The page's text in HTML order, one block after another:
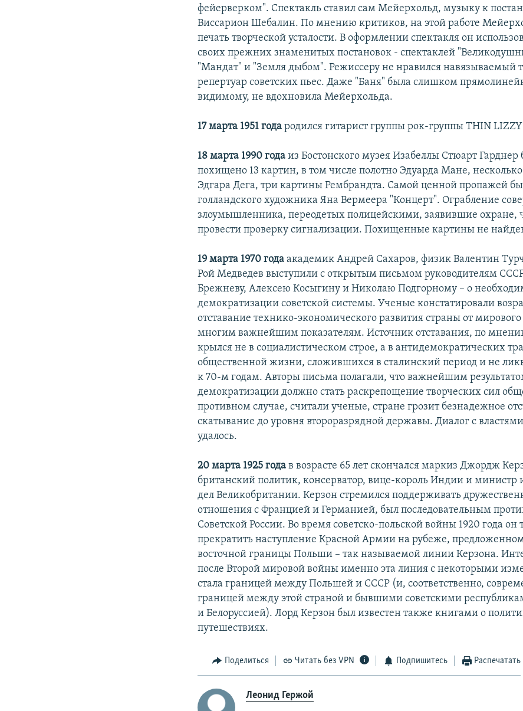
фейерверком". Спектакль ставил сам Мейерхольд, музыку к
Виссарион Шебалин. По мнению критиков, на этой работе
печать творческой усталости. В оформлении спектакля он
своих прежних знаменитых постановок - спектаклей
"Мандат" и "Земля дыбом". Режиссеру не нравился навязываемый
репертуар советских пьес. Даже "Баня" была слишком
видимому, не вдохновила Мейерхольда.
17 марта 1951 годародился гитарист группы рок-группы THIN
18 марта 1990 года из Бостонского музея Изабеллы Стюарт Гарднер
похищено 13 картин, в том числе полотно Эдуарда Мане,
Эдгара Дега, три картины Рембрандта. Самой ценной пропажей
голландского художника Яна Вермеера "Концерт". Ограбление
злоумышленника, переодетых полицейскими, заявившие охране,
провести проверку сигнализации. Похищенные картины не
19 марта 1970 года академик Андрей Сахаров, физик Валентин
Рой Медведев выступили с открытым письмом руководителям
Брежневу, Алексею Косыгину и Николаю Подгорному – о
демократизации советской системы. Ученые констатировали
отставание технико-экономического развития страны от
многим важнейшим показателям. Источник отставания, по
крылся не в социалистическом строе, а в антидемократических
общественной жизни, сложившихся в сталинский период и не
к 70-м годам. Авторы письма полагали, что важнейшим
демократизации должно стать раскрепощение творческих сил
противном случае, считали ученые, стране грозит безнадежное
скатывание до уровня второразрядной державы. Диалог с
удалось.
20 марта 1925 года в возрасте 65 лет скончался маркиз Джордж
британский политик, консерватор, вице-король Индии и министр
дел Великобритании. Керзон стремился поддерживать
отношения с Францией и Германией, был последовательным
Советской России. Во время советско-польской войны 1920 года он
прекратить наступление Красной Армии на рубеже, предложенном
восточной границы Польши – так называемой линии Керзона.
после Второй мировой войны именно эта линия с некоторыми
стала границей между Польшей и СССР (и, соответственно,
границей между этой страной и бывшими советскими
и Белоруссией). Лорд Керзон был известен также книгами о
путешествиях.
Поделиться Читать без VPN Подпишитесь Распечатать
Леонид Гержой